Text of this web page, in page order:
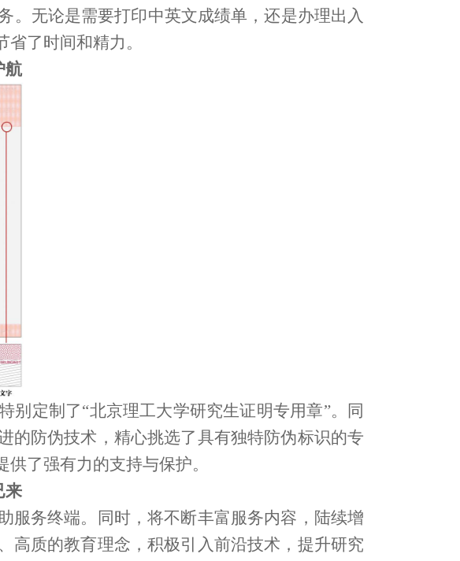
。无论是需要打印中英文成绩单，还是办理出入
了时间和精力。
航
别定制了“北京理工大学研究生证明专用章”。同
的防伪技术，精心挑选了具有独特防伪标识的专
了强有力的支持与保护。
来
服务终端。同时，将不断丰富服务内容，陆续增
高质的教育理念，积极引入前沿技术，提升研究